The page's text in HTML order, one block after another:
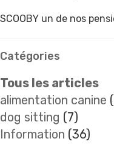
SCOOBY un de nos
Catégories
Tous les articles
alimentation canine
dog sitting (7)
Information (36)